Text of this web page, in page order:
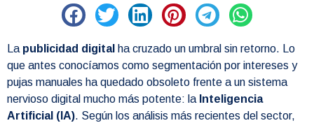
La publicidad digital ha cruzado un umbral sin retorno. Lo
que antes conocíamos como segmentación por intereses y
pujas manuales ha quedado obsoleto frente a un sistema
nervioso digital mucho más potente: la Inteligencia
Artificial (IA). Según los análisis más recientes del sector,